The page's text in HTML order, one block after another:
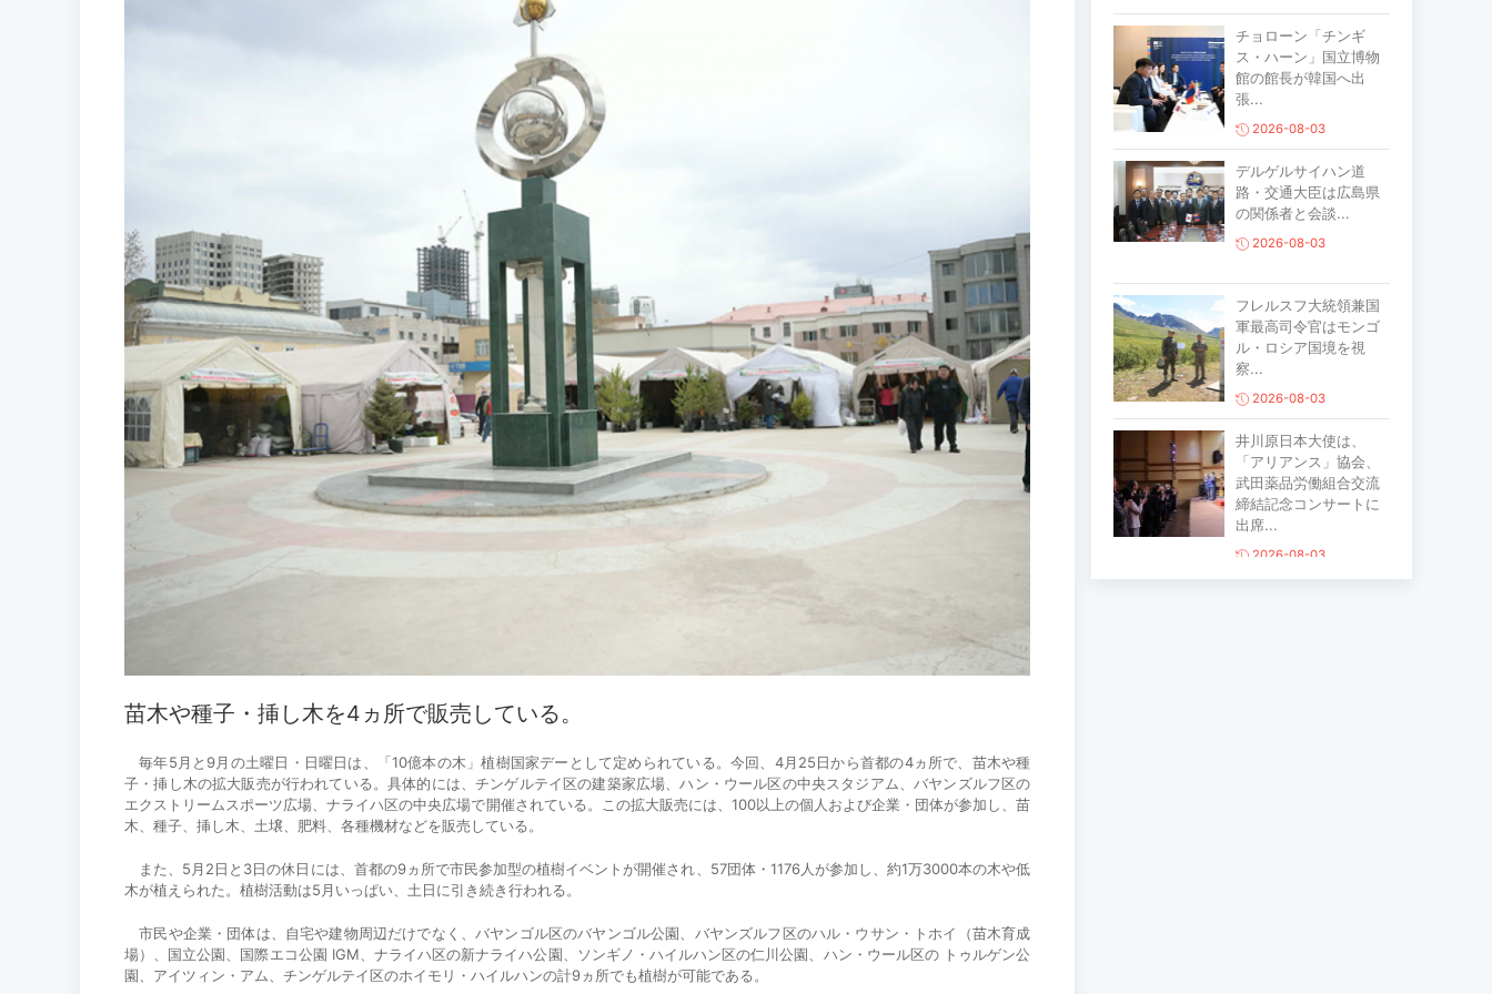
苗木や種子・挿し木を4ヵ所で販売している。
毎年5月と9月の土曜日・日曜日は、「10億本の木」植樹国家デーとして定められている。今回、4月25日から首都の4ヵ所で、苗木や種
子・挿し木の拡大販売が行われている。具体的には、チンゲルテイ区の建築家広場、ハン・ウール区の中央スタジアム、バヤンズルフ区の
エクストリームスポーツ広場、ナライハ区の中央広場で開催されている。この拡大販売には、100以上の個人および企業・団体が参加し、苗
木、種子、挿し木、土壌、肥料、各種機材などを販売している。
また、5月2日と3日の休日には、首都の9ヵ所で市民参加型の植樹イベントが開催され、57団体・1176人が参加し、約1万3000本の木や低
木が植えられた。植樹活動は5月いっぱい、土日に引き続き行われる。
市民や企業・団体は、自宅や建物周辺だけでなく、バヤンゴル区のバヤンゴル公園、バヤンズルフ区のハル・ウサン・トホイ（苗木育成
場）、国立公園、国際エコ公園 IGM、ナライハ区の新ナライハ公園、ソンギノ・ハイルハン区の仁川公園、ハン・ウール区の トゥルゲン公
園、アイツィン・アム、チンゲルテイ区のホイモリ・ハイルハンの計9ヵ所でも植樹が可能である。
チョローン「チンギ
ス・ハーン」国立博物
館の館長が韓国へ出
張...
2026-08-03
デルゲルサイハン道
路・交通大臣は広島県
の関係者と会談...
2026-08-03
フレルスフ大統領兼国
軍最高司令官はモンゴ
ル・ロシア国境を視
察...
2026-08-03
井川原日本大使は、
「アリアンス」協会、
武田薬品労働組合交流
締結記念コンサートに
出席...
2026-08-03